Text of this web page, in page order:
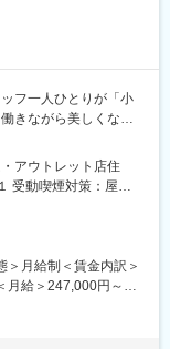
を特別価格で購入で
できる環境です！
くれます！お給料を自
です！
外や突発的な業務へ
～60代）、チームで
りがいと成長機会が
で、自身の工夫や提
じて総務としての専
フ一人ひとりが「小
きながら美しくなれ
スプレイやPOP作成
OFFで販売するアウ
アウトレット店住
受動喫煙対策：屋内
＞月給制＜賃金内訳＞
月給＞247,000円～